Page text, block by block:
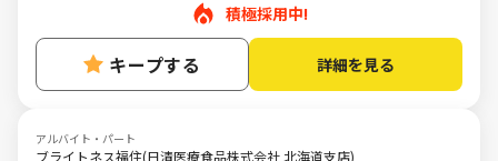
積極採用中!
キープする 詳細を見る
アルバイト・パート
ブライトネス福住(日清医療食品株式会社 北海道支店)